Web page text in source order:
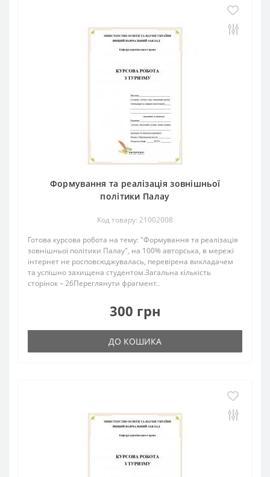
Формування та реалізація зовнішньої
політики Палау
Код товару: 21002008
Готова курсова робота на тему: "Формування та реалізація
зовнішньої політики Палау", на 100% авторська, в мережі
інтернет не росповсюджувалась, перевірена викладачем
та успішно захищена студентом.Загальна кількість
сторінок – 26Переглянути фрагмент..
300 грн
ДО КОШИКА